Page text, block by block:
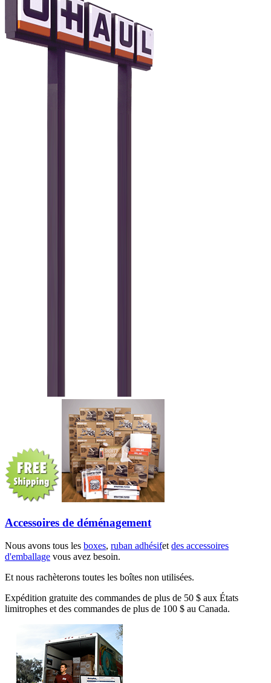
Accessoires de déménagement
Nous avons tous les boxes, ruban adhésifet des accessoires
d'emballage vous avez besoin.
Et nous rachèterons toutes les boîtes non utilisées.
Expédition gratuite des commandes de plus de 50 $ aux États
limitrophes et des commandes de plus de 100 $ au Canada.